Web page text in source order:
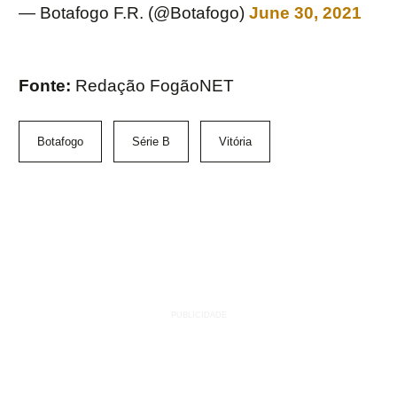
— Botafogo F.R. (@Botafogo) June 30, 2021
Fonte: Redação FogãoNET
Botafogo Série B Vitória